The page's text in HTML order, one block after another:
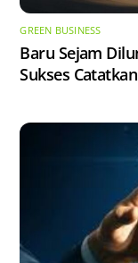
GREEN BUSINESS
Baru Sejam
Sukses